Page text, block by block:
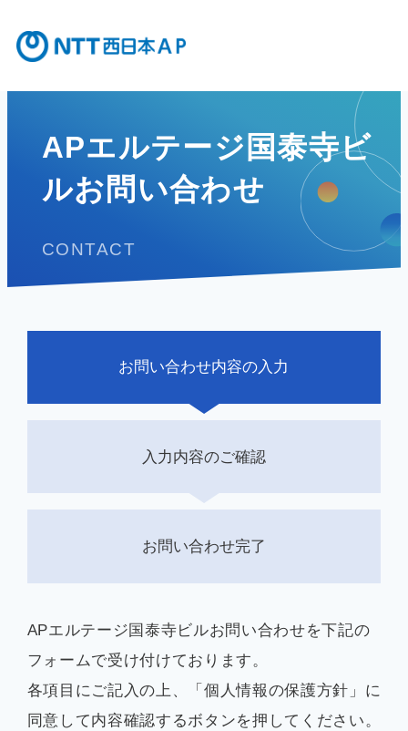
APエルテージ国泰寺ビ
ルお問い合わせ
CONTACT
お問い合わせ内容の入力
入力内容のご確認
お問い合わせ完了
APエルテージ国泰寺ビルお問い合わせを下記の
フォームで受け付けております。
各項目にご記入の上、「個人情報の保護方針」に
同意して内容確認するボタンを押してください。